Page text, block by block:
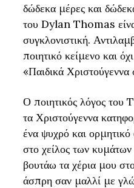
δώδεκα μέρες και
του Dylan Thomas
συγκλονιστική.
ποιητικό κείμενο και
«Παιδικά Χριστούγεννα
Ο ποιητικός λόγος του
τα Χριστούγεννα
ένα ψυχρό και
στο χείλος των
βουτάω τα χέρια μου
άσπρη σαν μαλλί με